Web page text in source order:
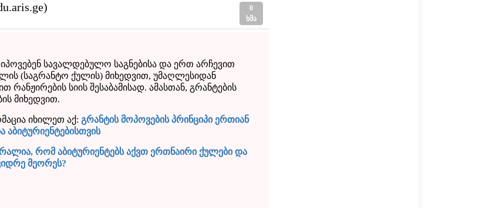
სავალდებულო საგნებისა და ერთ არჩევით
(საგრანტო ქულის) მიხედვით, უმაღლესიდან
სიის შესაბამისად. ამასთან, გრანტების
მიხედვით.
იხილეთ აქ: გრანტის მოპოვების პრინციპი ერთიან
აბიტურიენტებისთვის
რომ აბიტურიენტებს აქვთ ერთნაირი ქულები და
მეორეს?
0
ხმა